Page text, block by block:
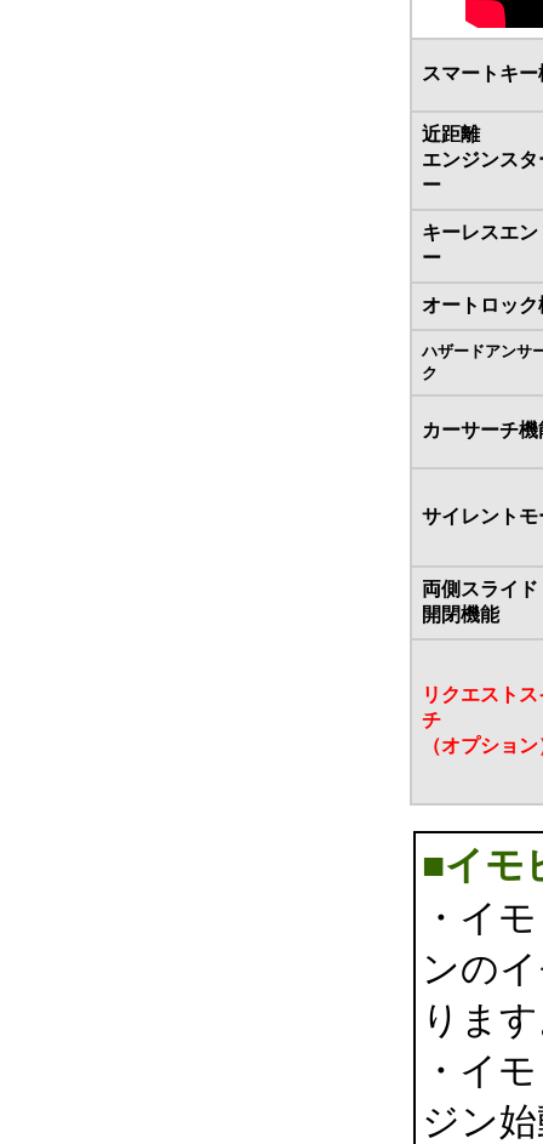
スマートキー
近距離
エンジンスタ
ー
キーレスエン
ー
オートロック
ハザードアンサ
ク
カーサーチ機
サイレントモ
両側スライド
開閉機能
リクエストス
チ
（オプション
■イモ
・イ
ンの
りま
・イ
ジン